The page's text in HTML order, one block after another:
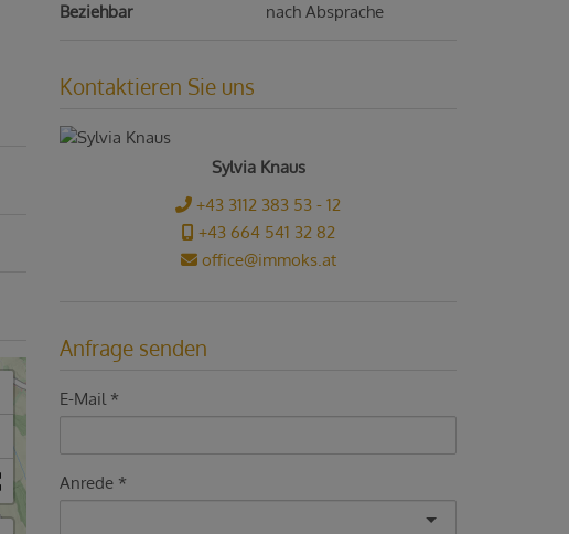
Beziehbar nach Absprache
Kontaktieren Sie uns
Sylvia Knaus
+43 3112 383 53 - 12
+43 664 541 32 82
office@immoks.at
Anfrage senden
E-Mail
Anrede